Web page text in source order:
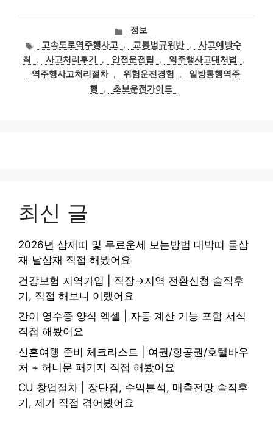
카
고
리
정보
태고속도로역주행사고 , 교통법규위반 ,
사고예방수
칙
, 사고처리후기 , 안전운전팁 , 역주행사고대처법
,
역주행사고처리절차 , 위험운전경험 ,
일방통행역주
행
, 초보운전가이드
최신 글
2026년 삼재띠 및 무료운세 보는방법 대박띠 들삼
재 날삼재 직접 해봤어요
건강보험 지역가입 | 직장→지역 전환신청 솔직후
기, 직접 해보니 이랬어요
간이 영수증 양식 엑셀 | 자동 계산 기능 포함 서식
직접 해봤어요
신혼여행 준비 체크리스트 | 여권/항공권/호텔바우
처 + 허니문 패키지 직접 해봤어요
CU 창업절차 | 장단점, 수익분석, 매출전망 솔직후
기, 제가 직접 겪어봤어요